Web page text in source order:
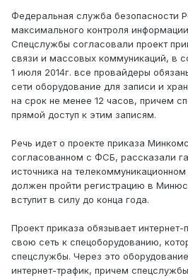
Федеральная служба безопасности
максимального контроля
Спецслужбы согласовали проект
связи и массовых коммуникаций, в
1 июля 2014г. все провайдеры
сети оборудование для записи и
на срок не менее 12 часов, причем
прямой доступ к этим записям.
Речь идет о проекте приказа
согласованном с ФСБ, рассказали
источника на
должен пройти регистрацию в
вступит в силу до конца года.
Проект приказа обязывает
свою сеть к спецоборудованию,
спецслужбы. Через это
интернет-трафик, причем